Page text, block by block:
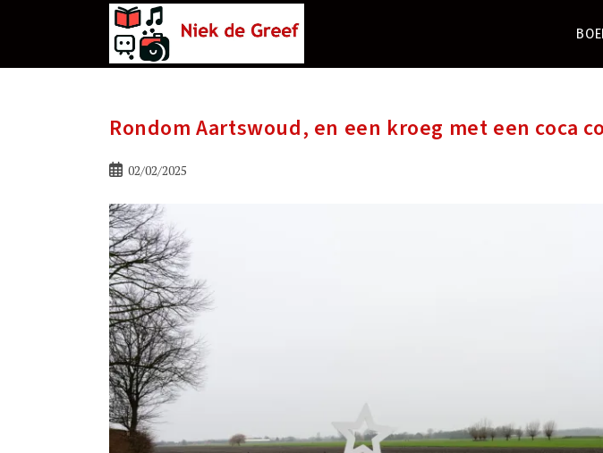
Rondom Aartswoud, en een kroeg met een coca
Bericht
op:
02/02/2025